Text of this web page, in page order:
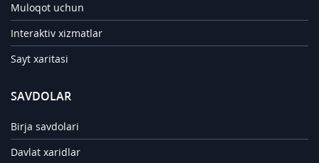
Muloqot uchun
Interaktiv xizmatlar
Sayt xaritasi
SAVDOLAR
Birja savdolari
Davlat xaridlar